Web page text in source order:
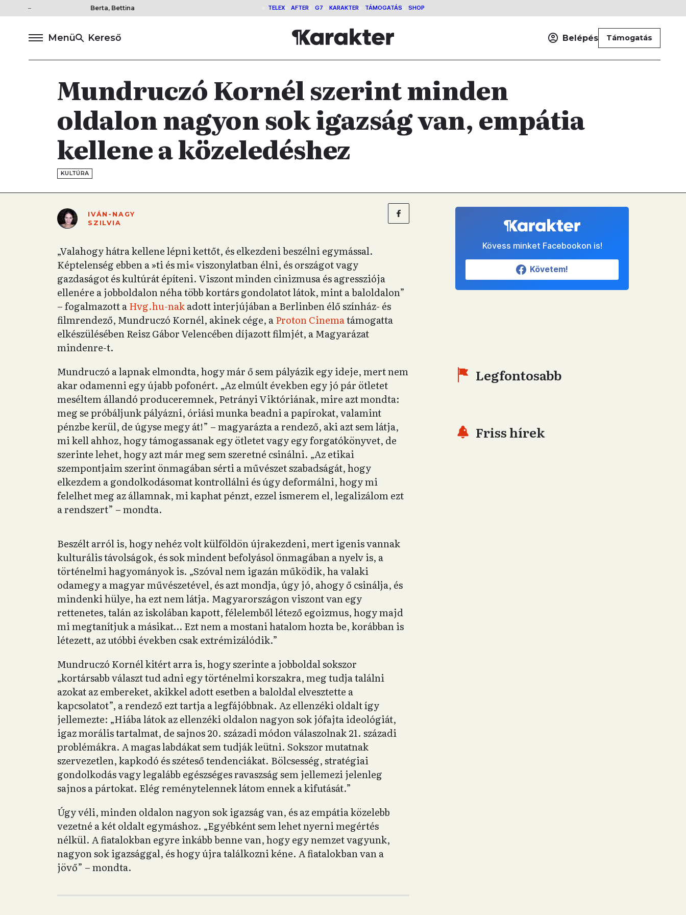
Berta, Bettina TELEX AFTER G7 KARAKTER TÁMOGATÁS SHOP
Menü Kereső Belépés Támogatás
Mundruczó Kornél szerint minden
oldalon nagyon sok igazság van, empátia
kellene a közeledéshez
KULTÚRA
IVÁN-NAGY
SZILVIA
„Valahogy hátra kellene lépni kettőt, és elkezdeni beszélni egymással.
Képtelenség ebben a »ti és mi« viszonylatban élni, és országot vagy
gazdaságot és kultúrát építeni. Viszont minden cinizmusa és agressziója
ellenére a jobboldalon néha több kortárs gondolatot látok, mint a baloldalon”
– fogalmazott aHvg.hu-nakadott interjújában a Berlinben élő színház- és
filmrendező, Mundruczó Kornél, akinek cége, aProton Cinematámogatta
elkészülésében Reisz Gábor Velencében díjazott filmjét, a Magyarázat
mindenre-t.
Mundruczó a lapnak elmondta, hogy már ő sem pályázik egy ideje, mert nem
akar odamenni egy újabb pofonért. „Az elmúlt években egy jó pár ötletet
meséltem állandó produceremnek, Petrányi Viktóriának, mire azt mondta:
meg se próbáljunk pályázni, óriási munka beadni a papírokat, valamint
pénzbe kerül, de úgyse megy át!” – magyarázta a rendező, aki azt sem látja,
mi kell ahhoz, hogy támogassanak egy ötletet vagy egy forgatókönyvet, de
szerinte lehet, hogy azt már meg sem szeretné csinálni. „Az etikai
szempontjaim szerint önmagában sérti a művészet szabadságát, hogy
elkezdem a gondolkodásomat kontrollálni és úgy deformálni, hogy mi
felelhet meg az államnak, mi kaphat pénzt, ezzel ismerem el, legalizálom ezt
a rendszert” – mondta.
Beszélt arról is, hogy nehéz volt külföldön újrakezdeni, mert igenis vannak
kulturális távolságok, és sok mindent befolyásol önmagában a nyelv is, a
történelmi hagyományok is. „Szóval nem igazán működik, ha valaki
odamegy a magyar művészetével, és azt mondja, úgy jó, ahogy ő csinálja, és
mindenki hülye, ha ezt nem látja. Magyarországon viszont van egy
rettenetes, talán az iskolában kapott, félelemből létező egoizmus, hogy majd
mi megtanítjuk a másikat… Ezt nem a mostani hatalom hozta be, korábban is
létezett, az utóbbi években csak extrémizálódik.”
Mundruczó Kornél kitért arra is, hogy szerinte a jobboldal sokszor
„kortársabb választ tud adni egy történelmi korszakra, meg tudja találni
azokat az embereket, akikkel adott esetben a baloldal elvesztette a
kapcsolatot”, a rendező ezt tartja a legfájóbbnak. Az ellenzéki oldalt így
jellemezte: „Hiába látok az ellenzéki oldalon nagyon sok jófajta ideológiát,
igaz morális tartalmat, de sajnos 20. századi módon válaszolnak 21. századi
problémákra. A magas labdákat sem tudják leütni. Sokszor mutatnak
szervezetlen, kapkodó és széteső tendenciákat. Bölcsesség, stratégiai
gondolkodás vagy legalább egészséges ravaszság sem jellemezi jelenleg
sajnos a pártokat. Elég reménytelennek látom ennek a kifutását.”
Úgy véli, minden oldalon nagyon sok igazság van, és az empátia közelebb
vezetné a két oldalt egymáshoz. „Egyébként sem lehet nyerni megértés
nélkül. A fiatalokban egyre inkább benne van, hogy egy nemzet vagyunk,
nagyon sok igazsággal, és hogy újra találkozni kéne. A fiatalokban van a
jövő” – mondta.
Kövess minket Facebookon is!
Követem!
Legfontosabb
Friss hírek